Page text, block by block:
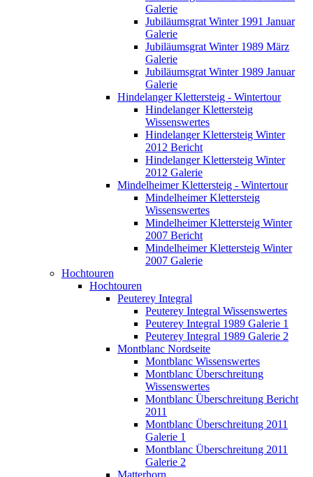
Galerie
Jubiläumsgrat Winter 1991 Januar
Galerie
Jubiläumsgrat Winter 1989 März
Galerie
Jubiläumsgrat Winter 1989 Januar
Galerie
Hindelanger Klettersteig - Wintertour
Hindelanger Klettersteig
Wissenswertes
Hindelanger Klettersteig Winter
2012 Bericht
Hindelanger Klettersteig Winter
2012 Galerie
Mindelheimer Klettersteig - Wintertour
Mindelheimer Klettersteig
Wissenswertes
Mindelheimer Klettersteig Winter
2007 Bericht
Mindelheimer Klettersteig Winter
2007 Galerie
Hochtouren
Hochtouren
Peuterey Integral
Peuterey Integral Wissenswertes
Peuterey Integral 1989 Galerie 1
Peuterey Integral 1989 Galerie 2
Montblanc Nordseite
Montblanc Wissenswertes
Montblanc Überschreitung
Wissenswertes
Montblanc Überschreitung Bericht
2011
Montblanc Überschreitung 2011
Galerie 1
Montblanc Überschreitung 2011
Galerie 2